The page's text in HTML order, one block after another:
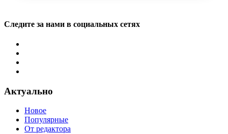
Следите за нами в социальных сетях
Актуально
Новое
Популярные
От редактора